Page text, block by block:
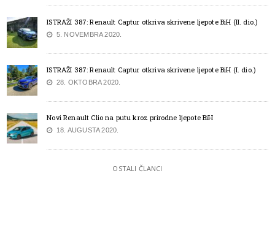
ISTRAŽI 387: Renault Captur otkriva skrivene ljepote BiH (II. dio.)
5. NOVEMBRA 2020.
ISTRAŽI 387: Renault Captur otkriva skrivene ljepote BiH (I. dio.)
28. OKTOBRA 2020.
Novi Renault Clio na putu kroz prirodne ljepote BiH
18. AUGUSTA 2020.
OSTALI ČLANCI